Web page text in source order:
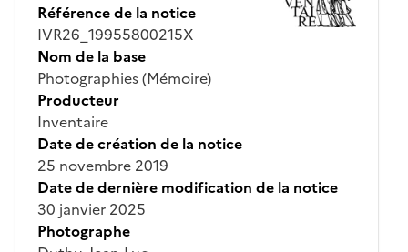
Référence de la notice
IVR26_19955800215X
Nom de la base
Photographies (Mémoire)
Producteur
Inventaire
Date de création de la notice
25 novembre 2019
Date de dernière modification de la notice
30 janvier 2025
Photographe